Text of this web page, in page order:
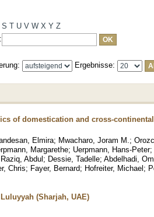
S T U V W X Y Z
Ergebnisse:
of domestication and cross-
Elmira; Mwacharo, Joram M. ;
Margarethe; Uerpmann, Hans-Peter;
Raziq, Abdul; Dessie, Tadelle; Abdelhadi,
Chris; Fayer, Bernard; Hofreiter, Michael;
(Sharjah, UAE)